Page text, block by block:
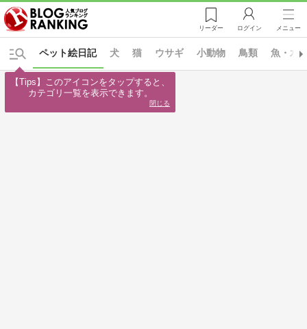
リーダー ログイン メニュー
犬 猫 ウサギ 小動物 鳥類 魚・水
ペット絵日記
【Tips】このアイコンをタップすると、
カテゴリ一覧を表示できます。
閉じる